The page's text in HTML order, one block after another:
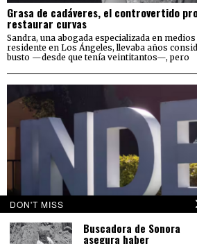
Grasa de cadáveres, el controvertido
restaurar curvas
Sandra, una abogada especializada en
residente en Los Ángeles, llevaba años
busto —desde que tenía veintitantos—, pero
DON'T MISS
Buscadora de Sonora
asegura haber